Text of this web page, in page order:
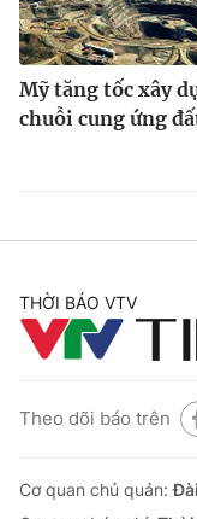
Mỹ tăng tốc xây
chuỗi cung ứng
THỜI BÁO VTV
Theo dõi báo trên
Cơ quan chủ quản: